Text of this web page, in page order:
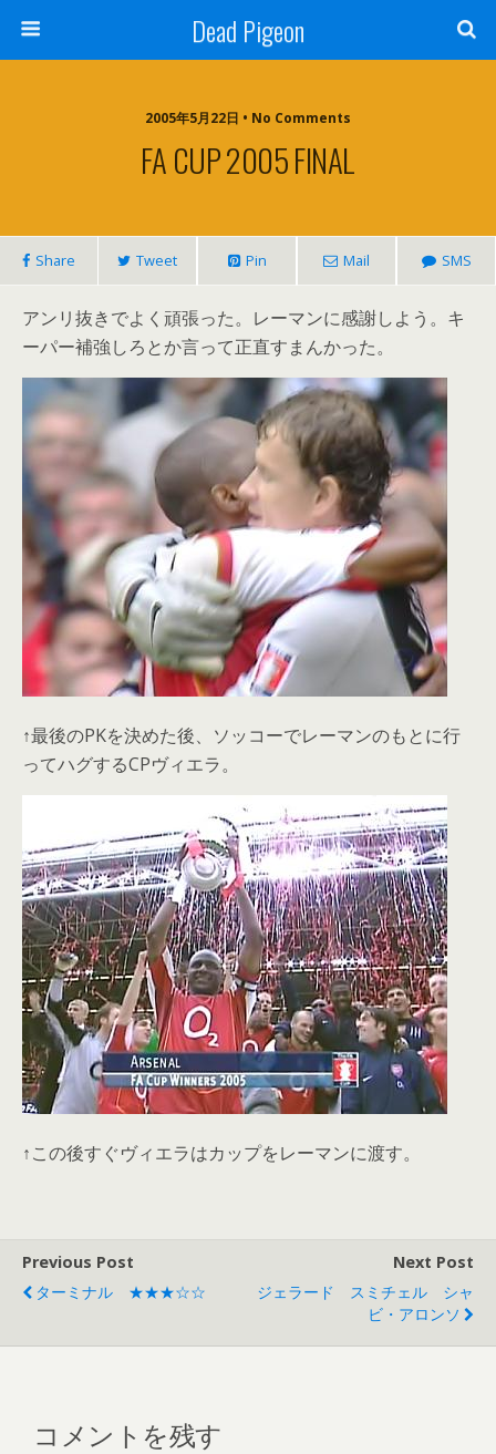
Dead Pigeon
2005年5月22日 • No Comments
FA CUP 2005 FINAL
Share Tweet Pin Mail SMS
アンリ抜きでよく頑張った。レーマンに感謝しよう。キ
ーパー補強しろとか言って正直すまんかった。
↑最後のPKを決めた後、ソッコーでレーマンのもとに行
ってハグするCPヴィエラ。
↑この後すぐヴィエラはカップをレーマンに渡す。
Previous Post
ターミナル ★★★☆☆
Next Post
ジェラード スミチェル シャ
ビ・アロンソ
コメントを残す